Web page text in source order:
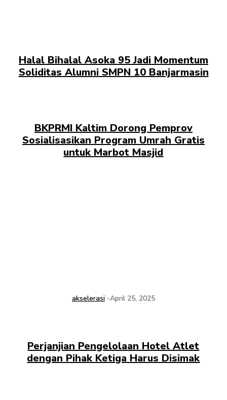
Halal Bihalal Asoka 95 Jadi Momentum
Soliditas Alumni SMPN 10 Banjarmasin
BKPRMI Kaltim Dorong Pemprov
Sosialisasikan Program Umrah Gratis
untuk Marbot Masjid
akselerasi -April 25, 2025
Perjanjian Pengelolaan Hotel Atlet
dengan Pihak Ketiga Harus Disimak